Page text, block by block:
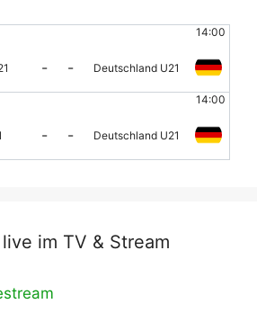
14:00
- - Deutschland U21
14:00
- - Deutschland U21
im TV & Stream